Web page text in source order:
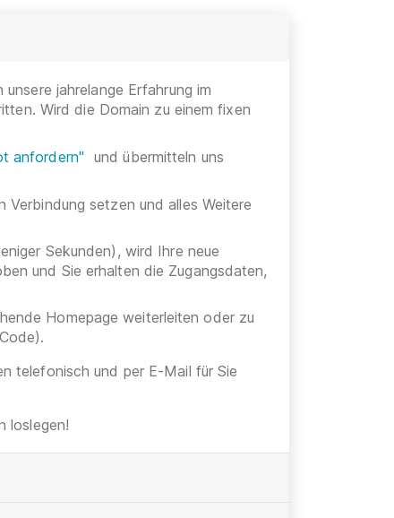
jahrelange Erfahrung im
Wird die Domain zu einem fixen
anfordern" und übermitteln uns
setzen und alles Weitere
Sekunden), wird Ihre neue
und Sie erhalten die Zugangsdaten,
Homepage weiterleiten oder zu
telefonisch und per E-Mail für Sie
loslegen!